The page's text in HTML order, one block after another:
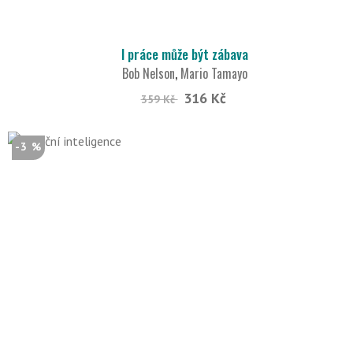
I práce může být zábava
Bob Nelson, Mario Tamayo
359 Kč 316 Kč
-3 %